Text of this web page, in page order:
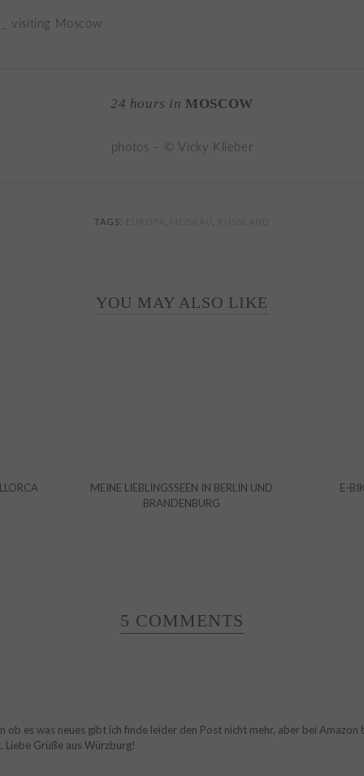
24 hours in MOSCOW
photos – © Vicky Klieber
TAGS:
YOU MAY ALSO LIKE
MEINE LIEBLINGSSEEN IN BERLIN UND
BRANDENBURG
E-
5 COMMENTS
ob es was neues gibt ich finde leider den Post nicht mehr, aber bei
Grüße aus Würzburg!